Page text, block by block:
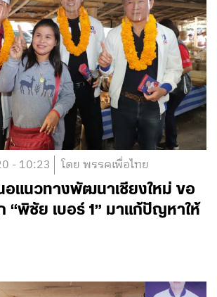
- 10:23 โดย พรรคเพื่อไทย
นอแนวทางพัฒนาเชียงใหม่ ขอ
“พิชัย เบอร์ 1” มาแก้ปัญหาให้